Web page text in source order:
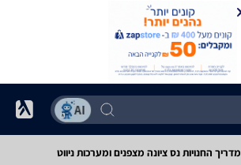
מדריך החנויות ‏נס ציונה ‏מצפנים ומערכות ניווט